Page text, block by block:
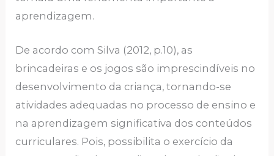
aprendizagem.
De acordo com Silva (2012, p.10), as
brincadeiras e os jogos são imprescindíveis no
desenvolvimento da criança, tornando-se
atividades adequadas no processo de ensino e
na aprendizagem significativa dos conteúdos
curriculares. Pois, possibilita o exercício da